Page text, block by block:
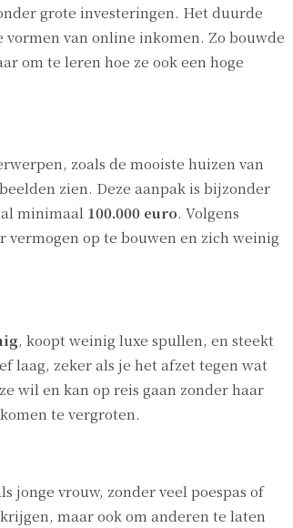
grote investeringen. Het duurde
van online inkomen. Zo bouwde
om te leren hoe ze ook een hoge
zoals de mooiste huizen van
zien. Deze aanpak is bijzonder
minimaal 100.000 euro. Volgens
vermogen op te bouwen en zich weinig
, koopt weinig luxe spullen, en steekt
laag, zeker als je het afzet tegen wat
wil en kan op reis gaan zonder haar
te vergroten.
jonge vrouw, zonder veel poespas of
maar ook om anderen te laten